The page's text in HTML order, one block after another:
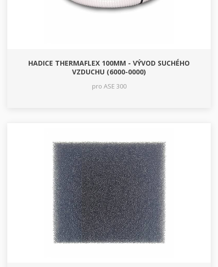
HADICE THERMAFLEX 100MM - VÝVOD SUCHÉHO
VZDUCHU (6000-0000)
pro ASE 300